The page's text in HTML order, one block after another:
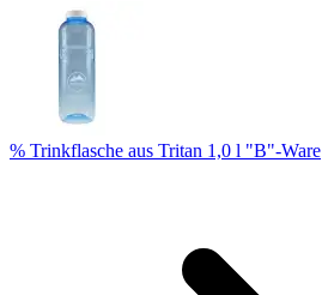
% Trinkflasche aus Tritan 1,0 l "B"-Ware